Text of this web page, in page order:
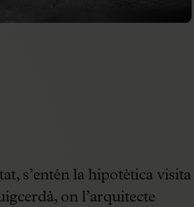
s’entén la hipotètica visita
on l’arquitecte